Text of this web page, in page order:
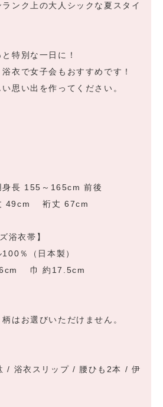
ンク上の大人シックな夏スタイ
特別な一日に！
衣で女子会もおすすめです！
思い出を作ってください。
長 155～165cm 前後
49cm 裄丈 67cm
浴衣帯】
％（日本製）
巾 約17.5cm
はお選びいただけません。
/ 浴衣スリップ / 腰ひも2本 / 伊